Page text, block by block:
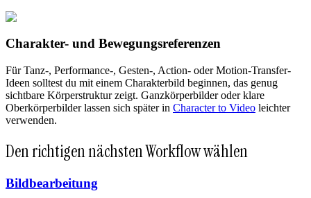
Charakter- und Bewegungsreferenzen
Für Tanz-, Performance-, Gesten-, Action- oder Motion-Transfer-
Ideen solltest du mit einem Charakterbild beginnen, das genug
sichtbare Körperstruktur zeigt. Ganzkörperbilder oder klare
Oberkörperbilder lassen sich später in Character to Video leichter
verwenden.
Den richtigen nächsten Workflow wählen
Bildbearbeitung